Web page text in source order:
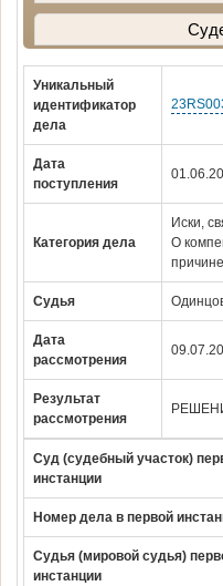
Уникальный
идентификатор
дела
Дата
поступления
Категория дела
Иски,
О
Судья
Дата
рассмотрения
Результат
рассмотрения
Суд (судебный участок)
инстанции
Номер дела в первой
Судья (мировой судья)
инстанции